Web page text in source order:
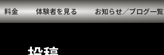
料金 体験者を見る お知らせ／ブログ一覧